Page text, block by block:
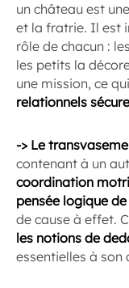
un château est
et la fratrie. Il est
rôle de chacun :
les petits la
une mission, ce
relationnels
-> Le
contenant à un
coordination
pensée logique
de cause à effet.
les notions de
essentielles à son